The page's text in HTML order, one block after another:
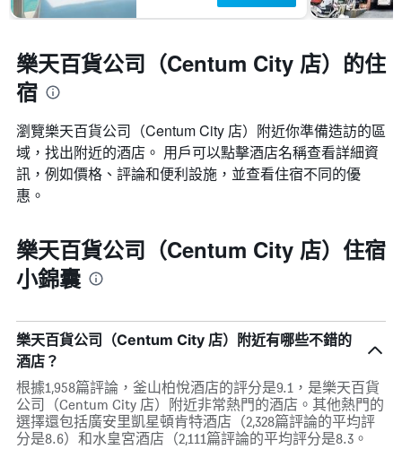
樂天百貨公司（Centum City 店）的住
宿
瀏覽樂天百貨公司（Centum City 店）​附近你準備造訪的區
域，找出附近的酒店。 用戶可以點擊酒店名稱查看詳細資
訊，例如價格、評論和便利設施，並查看住宿不同的優
惠。
樂天百貨公司（Centum City 店）住宿
小錦囊
樂天百貨公司（Centum City 店）附近有哪些不錯的
酒店？
根據1,958篇評論，釜山柏悅酒店的評分是9.1，是樂天百貨
公司（Centum City 店）附近非常熱門的酒店。其他熱門的
選擇還包括廣安里凱星頓肯特酒店（2,328篇評論的平均評
分是8.6）和水皇宮酒店（2,111篇評論的平均評分是8.3。